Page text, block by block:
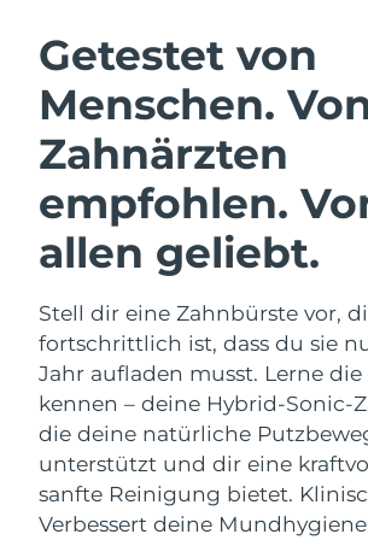
Getestet von
Menschen.
Zahnärzten
empfohlen.
allen geliebt.
Stell dir eine Zahnbürste vor,
fortschrittlich ist, dass du sie
Jahr aufladen musst. Lerne
kennen – deine Hybrid-Sonic-
die deine natürliche
unterstützt und dir eine
sanfte Reinigung bietet.
Verbessert deine Mundhygiene
Gesichtsreinigung
LUNA™ 4 Set
Anti-aging massage
LUNA™ 4 Plus
Massage, LED heating
LUNA™ 4 Men
For men, anti-aging
BEAR™ 2 Set
Microcurrent toning
BEAR™ 2 go
Microcurrent toning on-
BEAR™ 2 eyes &
Microcurrent line
UFO™ 3 Set
Deep facial hydration
UFO™ 3 LED
Near-infrared and red
device
issa™ 4
Hybrid silicone sonic
issa™ 4 plus
Smart hybrid silicone
FAQ™ ANTI-AGING-
Anti-aging LED-
NEW
Australien
Bahrain
Belgien
Bermuda
Bosnien und
Herzegowina